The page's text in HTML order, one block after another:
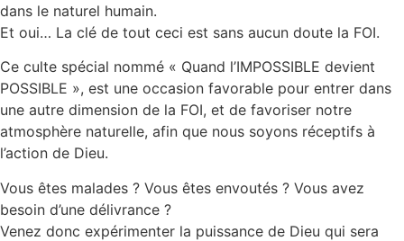
dans le naturel humain.
Et oui… La clé de tout ceci est sans aucun doute la FOI.
Ce culte spécial nommé « Quand l’IMPOSSIBLE devient
POSSIBLE », est une occasion favorable pour entrer dans
une autre dimension de la FOI, et de favoriser notre
atmosphère naturelle, afin que nous soyons réceptifs à
l’action de Dieu.
Vous êtes malades ? Vous êtes envoutés ? Vous avez
besoin d’une délivrance ?
Venez donc expérimenter la puissance de Dieu qui sera